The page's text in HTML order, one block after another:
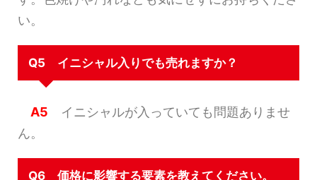
い。
Q5 イニシャル入りでも売れますか？
A5 イニシャルが入っていても問題ありませ
ん。
Q6 価格に影響する要素を教えてください。